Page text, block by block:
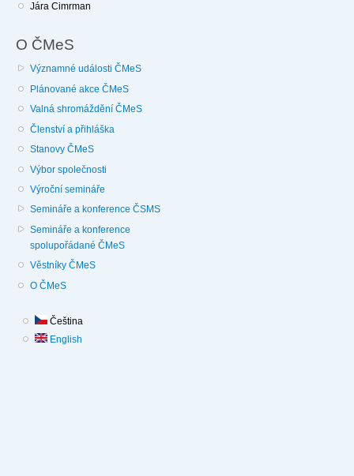
Jára Cimrman
O ČMeS
Významné události ČMeS
Plánované akce ČMeS
Valná shromáždění ČMeS
Členství a přihláška
Stanovy ČMeS
Výbor společnosti
Výroční semináře
Semináře a konference ČSMS
Semináře a konference
spolupořádané ČMeS
Věstníky ČMeS
O ČMeS
Čeština
English